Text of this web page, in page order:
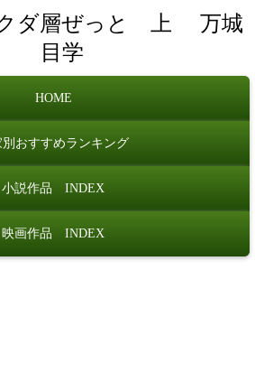
ダ層ぜっと 上
万城
目学
HOME
別おすすめランキング
小説作品 INDEX
映画作品 INDEX